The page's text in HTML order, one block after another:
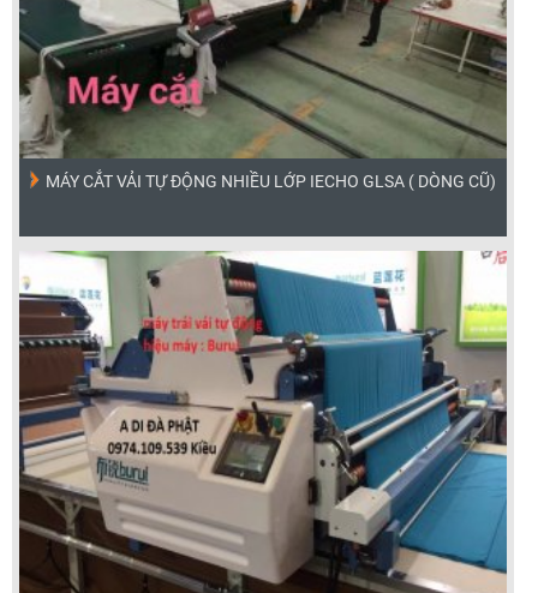
MÁY CẮT VẢI TỰ ĐỘNG NHIỀU LỚP IECHO GLSA ( DÒNG CŨ)